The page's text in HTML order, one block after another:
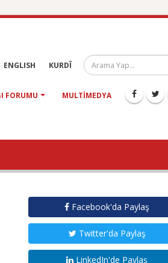
ENGLISH KURDÎ
FORUMU MULTIMEDYA
Facebook'da Paylaş
Twitter'da Paylaş
LinkedIn'de Paylaş